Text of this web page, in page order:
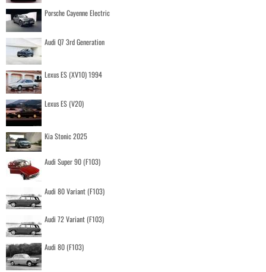
Porsche Cayenne Electric
Audi Q7 3rd Generation
Lexus ES (XV10) 1994
Lexus ES (V20)
Kia Stonic 2025
Audi Super 90 (F103)
Audi 80 Variant (F103)
Audi 72 Variant (F103)
Audi 80 (F103)